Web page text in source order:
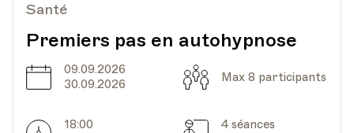
LieuUPL - Université populaire de Lausanne -
Escaliers du Marché 2, Lausanne
Santé
Premiers pas en autohypnose
Date
09.09.2026
30.09.2026
Capacité
Max 8 participants
18:00
4 séances